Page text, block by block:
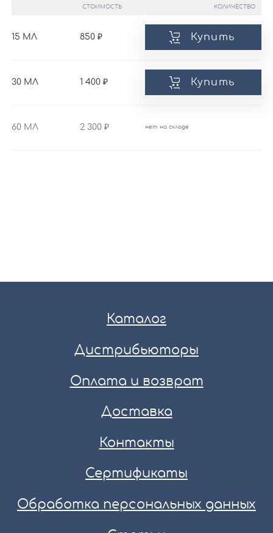
СТОИМОСТЬ КОЛИЧЕСТВО
15 МЛ 850 Купить
30 МЛ 1 400 Купить
60 МЛ 2 300 нет на складе
Каталог
Дистрибьюторы
Оплата и возврат
Доставка
Контакты
Сертификаты
Обработка персональных данных